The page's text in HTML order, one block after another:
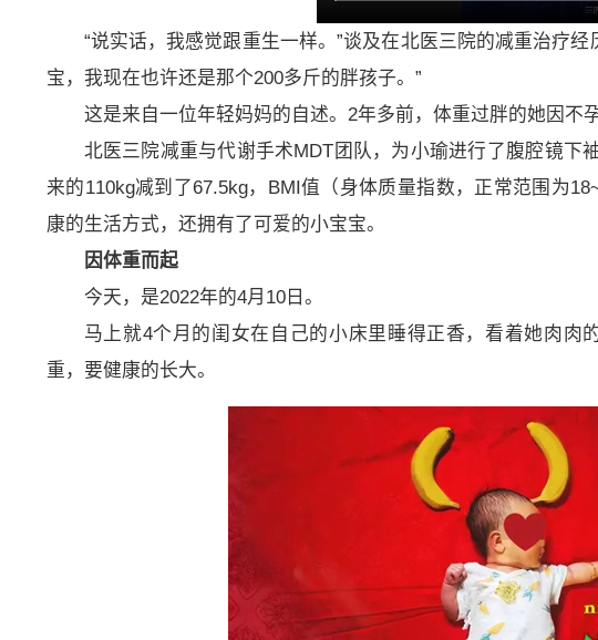
“说实话，我感觉跟重生一样。”谈及在北医三院的减重治疗
宝，我现在也许还是那个200多斤的胖孩子。”
这是来自一位年轻妈妈的自述。2年多前，体重过胖的她因不
北医三院减重与代谢手术MDT团队，为小瑜进行了腹腔镜下
来的110kg减到了67.5kg，BMI值（身体质量指数，正常范围为
康的生活方式，还拥有了可爱的小宝宝。
因体重而起
今天，是2022年的4月10日。
马上就4个月的闺女在自己的小床里睡得正香，看着她肉肉
重，要健康的长大。